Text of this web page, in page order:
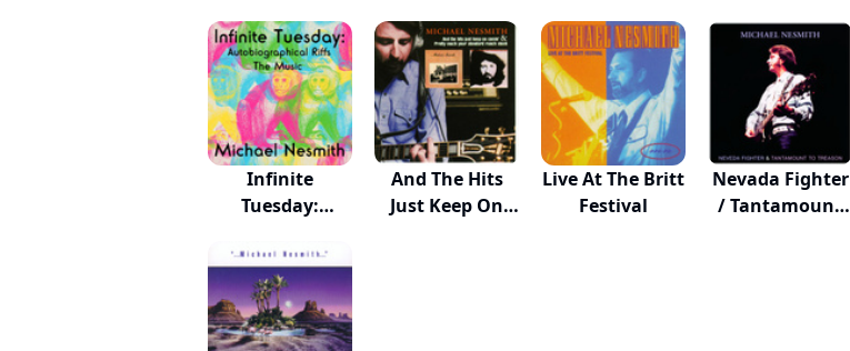
Infinite
Tuesday:
And The Hits
Just Keep On
Live At The Britt
Festival
Nevada Fighter
/ Tantamount